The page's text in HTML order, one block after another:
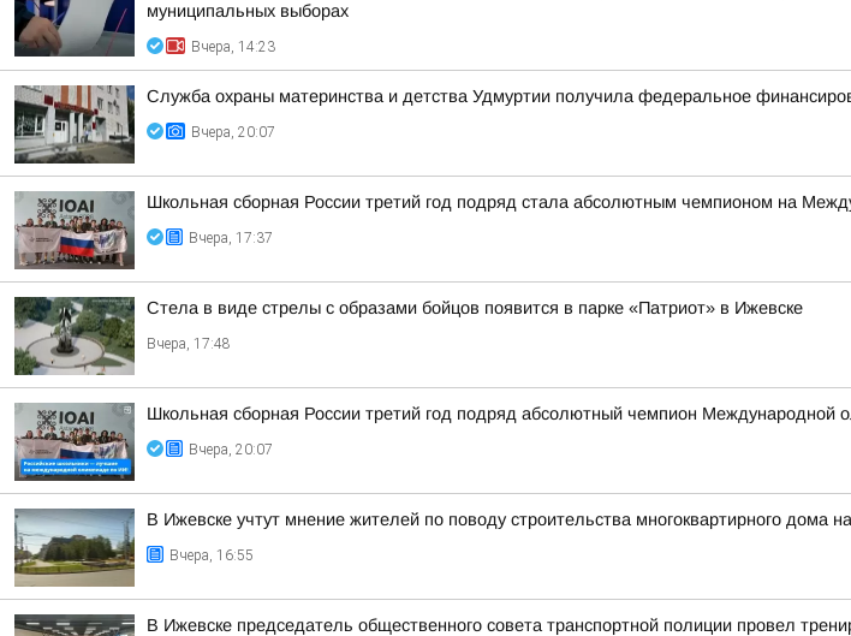
муниципальных выборах
Вчера, 14:23
Служба охраны материнства и детства Удмуртии получила федеральное
Вчера, 20:07
Школьная сборная России третий год подряд стала абсолютным чемпионом на
Вчера, 17:37
Стела в виде стрелы с образами бойцов появится в парке «Патриот» в Ижевске
Вчера, 17:48
Школьная сборная России третий год подряд абсолютный чемпион Международной
Вчера, 20:07
В Ижевске учтут мнение жителей по поводу строительства многоквартирного дома
Вчера, 16:55
В Ижевске председатель общественного совета транспортной полиции провел